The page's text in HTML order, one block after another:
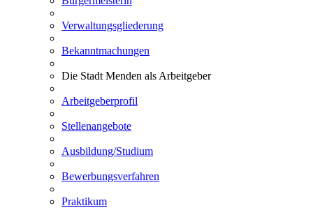
Verwaltungsgliederung
Bekanntmachungen
Die Stadt Menden als Arbeitgeber
Arbeitgeberprofil
Stellenangebote
Ausbildung/Studium
Bewerbungsverfahren
Praktikum